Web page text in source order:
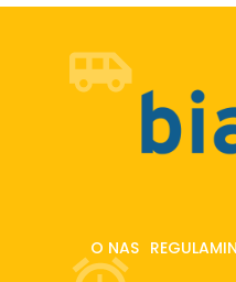
O NAS REGULAMIN